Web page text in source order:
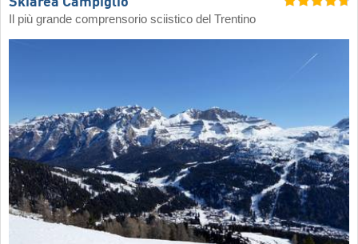
Il più grande comprensorio sciistico del Trentino